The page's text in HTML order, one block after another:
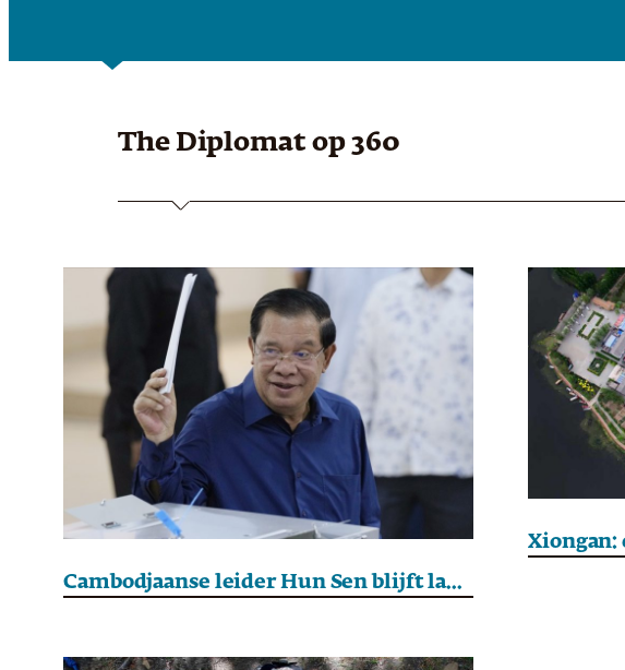
The Diplomat op 360
Cambodjaanse leider Hun Sen blijft langer aan de macht na doortrapte verkiezingen